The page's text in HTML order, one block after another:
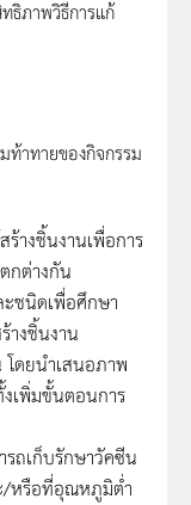
ธิภาพวิธีการแก้
ทายของกิจกรรม
างชิ้นงานเพื่อการ
กต่างกัน
ชนิดเพื่อศึกษา
างชิ้นงาน
ดยนำเสนอภาพ
เพิ่มขั้นตอนการ
ถเก็บรักษาวัคซีน
หรือที่อุณหภูมิต่ำ